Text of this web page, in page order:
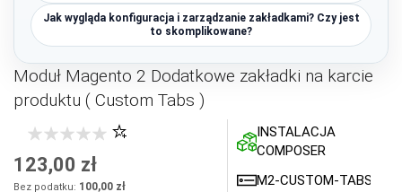
Jak wygląda konfiguracja i zarządzanie zakładkami? Czy jest
to skomplikowane?
Moduł Magento 2 Dodatkowe zakładki na karcie
produktu ( Custom Tabs )
123,00 zł
100,00 zł
INSTALACJA
COMPOSER
M2-CUSTOM-TABS